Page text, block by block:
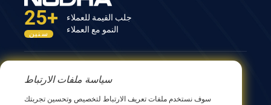
25+
سنين
جلب القيمة للعملاء
النمو مع العملاء
اتصل بنا
المبنى الثاني عشر، رقم 9 طريق شينغ يانغ، ووشي 214082،
سياسة ملفات الارتباط
سوف نستخدم ملفات تعريف الارتباط لتخصيص وتحسين تجربتك